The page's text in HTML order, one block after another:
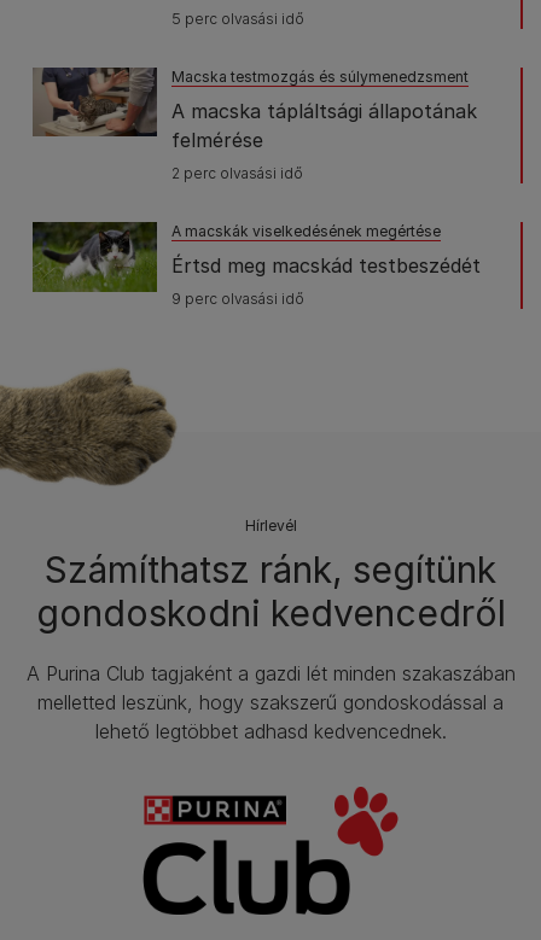
5 perc olvasási idő
Macska testmozgás és súlymenedzsment
A macska tápláltsági állapotának
felmérése
2 perc olvasási idő
A macskák viselkedésének megértése
Értsd meg macskád testbeszédét
9 perc olvasási idő
Hírlevél​
Számíthatsz ránk, segítünk
gondoskodni kedvencedről
A Purina Club tagjaként a gazdi lét minden szakaszában
melletted leszünk, hogy szakszerű gondoskodással a
lehető legtöbbet adhasd kedvencednek.​